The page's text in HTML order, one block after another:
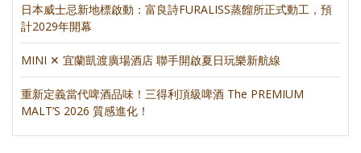
日本威士忌新地標啟動：富良詩FURALISS蒸餾所正式動工，預
計2029年開幕
MINI ✕ 宜蘭凱渡廣場酒店 聯手開啟夏日玩樂新航線
重新定義當代啤酒品味！三得利頂級啤酒 The PREMIUM
MALT’S 2026 質感進化！